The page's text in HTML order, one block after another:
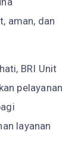
aman, dan
BRI Unit
pelayanan
layanan